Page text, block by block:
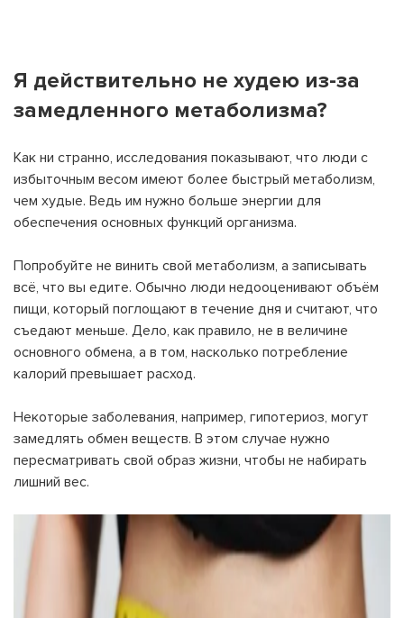
Я действительно не худею из-за
замедленного метаболизма?
Как ни странно, исследования показывают, что люди с
избыточным весом имеют более быстрый метаболизм,
чем худые. Ведь им нужно больше энергии для
обеспечения основных функций организма.
Попробуйте не винить свой метаболизм, а записывать
всё, что вы едите. Обычно люди недооценивают объём
пищи, который поглощают в течение дня и считают, что
съедают меньше. Дело, как правило, не в величине
основного обмена, а в том, насколько потребление
калорий превышает расход.
Некоторые заболевания, например, гипотериоз, могут
замедлять обмен веществ. В этом случае нужно
пересматривать свой образ жизни, чтобы не набирать
лишний вес.
Имя пользователя:
Бонусов на счету:
Кэшбек-бонусов на счету:
Авторизация
ЗАРЕГИСТРИРОВАТЬСЯ
ВОЙТИ С ПОМОЩЬЮ СМС
На вашем счету
Желаю перечислить: